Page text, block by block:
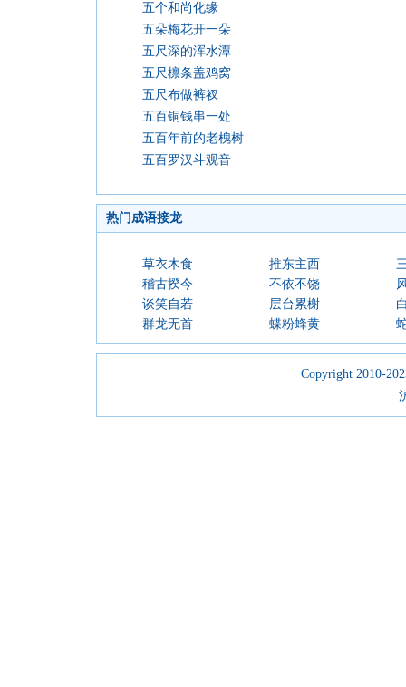
五个和尚化缘
五朵梅花开一朵
五尺深的浑水潭
五尺檩条盖鸡窝
五尺布做裤衩
五百铜钱串一处
五百年前的老槐树
五百罗汉斗观音
热门成语接龙
草衣木食 推东主西
稽古揆今
不依不饶
谈笑自若
层台累榭
群龙无首
蝶粉蜂黄
Copyright 2010-